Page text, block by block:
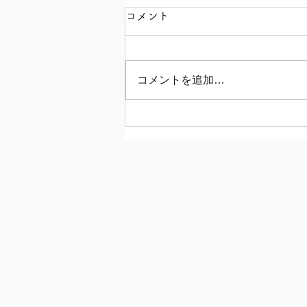
【オーガニックトマトジュー
コメント
コメントを追加…